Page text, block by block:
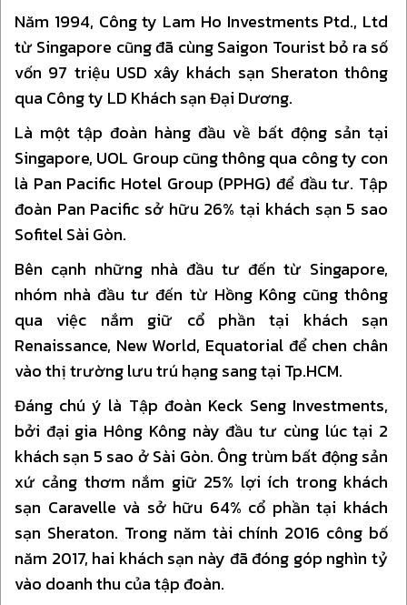
Năm 1994, Công ty Lam Ho Investments Ptd., Ltd
từ Singapore cũng đã cùng Saigon Tourist bỏ ra số
vốn 97 triệu USD xây khách sạn Sheraton thông
qua Công ty LD Khách sạn Đại Dương.
Là một tập đoàn hàng đầu về bất động sản tại
Singapore, UOL Group cũng thông qua công ty con
là Pan Pacific Hotel Group (PPHG) để đầu tư. Tập
đoàn Pan Pacific sở hữu 26% tại khách sạn 5 sao
Sofitel Sài Gòn.
Bên cạnh những nhà đầu tư đến từ Singapore,
nhóm nhà đầu tư đến từ Hồng Kông cũng thông
qua việc nắm giữ cổ phần tại khách sạn
Renaissance, New World, Equatorial để chen chân
vào thị trường lưu trú hạng sang tại Tp.HCM.
Đáng chú ý là Tập đoàn Keck Seng Investments,
bởi đại gia Hông Kông này đầu tư cùng lúc tại 2
khách sạn 5 sao ở Sài Gòn. Ông trùm bất động sản
xứ cảng thơm nắm giữ 25% lợi ích trong khách
sạn Caravelle và sở hữu 64% cổ phần tại khách
sạn Sheraton. Trong năm tài chính 2016 công bố
năm 2017, hai khách sạn này đã đóng góp nghìn tỷ
vào doanh thu của tập đoàn.